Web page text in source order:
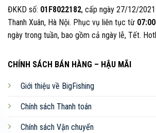
ĐKKD số: 01F8022182, cấp ngày 27/12/2021
Thanh Xuân, Hà Nội. Phục vụ liên tục từ 07:00
ngày trong tuần, bao gồm cả ngày lễ, Tết.
CHÍNH SÁCH BÁN HÀNG – HẬU MÃI
Giới thiệu về BigFishing
Chính sách Thanh toán
Chính sách Vận chuyển